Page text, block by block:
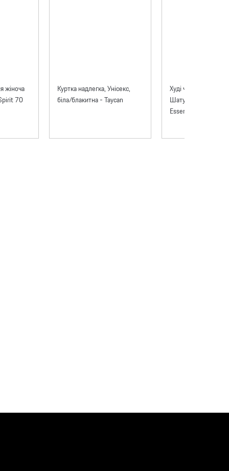
жіноча
70
Куртка надлегка, Унісекс,
біла/блакитна - Taycan
Худі чоловічий
Шатун 911
Essential